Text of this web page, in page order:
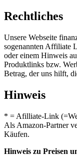
Rechtliches
Unsere Webseite
sogenannten Affiliate
oder einem Hinweis
Produktlinks bzw.
Betrag, der uns hilft,
Hinweis
* = Afilliate-Link
Als Amazon-Partner
Käufen.
Hinweis zu Preisen